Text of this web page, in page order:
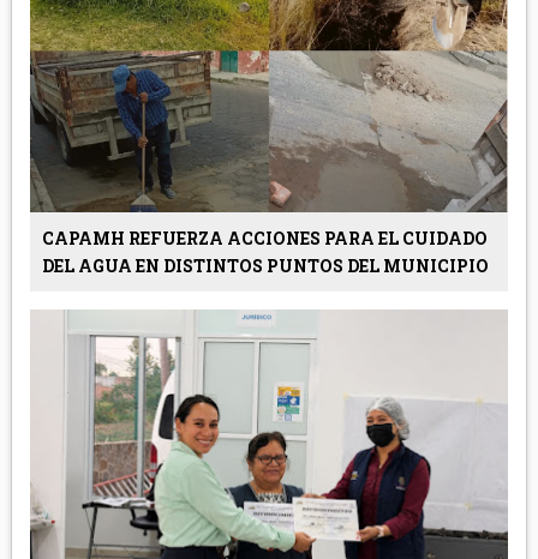
CAPAMH REFUERZA ACCIONES PARA EL CUIDADO
DEL AGUA EN DISTINTOS PUNTOS DEL MUNICIPIO